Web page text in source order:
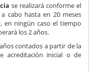
se realizará conforme el
cabo hasta en 20 meses
en ningún caso el tiempo
los 2 años.
contados a partir de la
acreditación inicial o de